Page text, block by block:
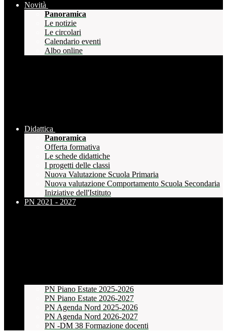
Novità
Panoramica
Le notizie
Le circolari
Calendario eventi
Albo online
Didattica
Panoramica
Offerta formativa
Le schede didattiche
I progetti delle classi
Nuova Valutazione Scuola Primaria
Nuova valutazione Comportamento Scuola Secondaria
Iniziative dell'Istituto
PN 2021 - 2027
PN Piano Estate 2025-2026
PN Piano Estate 2026-2027
PN Agenda Nord 2025-2026
PN Agenda Nord 2026-2027
PN -DM 38 Formazione docenti